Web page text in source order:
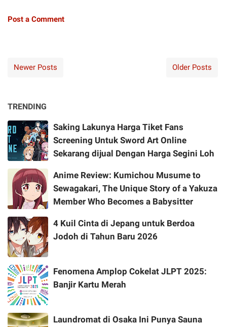
Post a Comment
Newer Posts Older Posts
TRENDING
Saking Lakunya Harga Tiket Fans
Screening Untuk Sword Art Online
Sekarang dijual Dengan Harga Segini Loh
Anime Review: Kumichou Musume to
Sewagakari, The Unique Story of a Yakuza
Member Who Becomes a Babysitter
4 Kuil Cinta di Jepang untuk Berdoa
Jodoh di Tahun Baru 2026
Fenomena Amplop Cokelat JLPT 2025:
Banjir Kartu Merah
Laundromat di Osaka Ini Punya Sauna